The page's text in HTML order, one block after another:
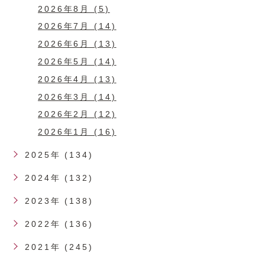
2026年8月 (5)
2026年7月 (14)
2026年6月 (13)
2026年5月 (14)
2026年4月 (13)
2026年3月 (14)
2026年2月 (12)
2026年1月 (16)
2025年 (134)
2024年 (132)
2023年 (138)
2022年 (136)
2021年 (245)